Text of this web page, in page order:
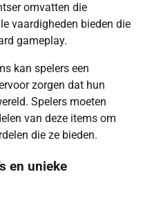
omvatten die
vaardigheden bieden die
gameplay.
kan spelers een
zorgen dat hun
Spelers moeten
van deze items om
die ze bieden.
en unieke